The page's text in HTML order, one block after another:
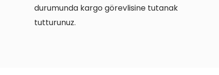
durumunda kargo görevlisine tutanak
tutturunuz.